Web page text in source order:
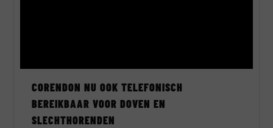
CORENDON NU OOK TELEFONISCH
BEREIKBAAR VOOR DOVEN EN
SLECHTHORENDEN